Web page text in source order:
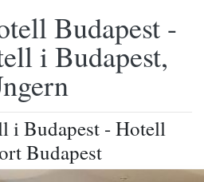
Budapest -
i Budapest,
i Budapest - Hotell
Budapest